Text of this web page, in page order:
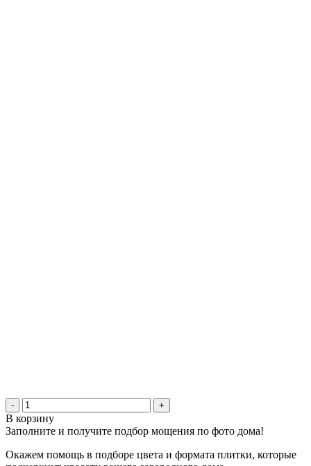
- +
В корзину
Заполните и получите подбор мощения по фото дома!
Окажем помощь в подборе цвета и формата плитки, которые